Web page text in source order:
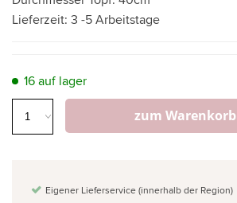
Lieferzeit: 3 -5 Arbeitstage
16 auf lager
zum Warenkorb
Eigener Lieferservice (innerhalb der Region)